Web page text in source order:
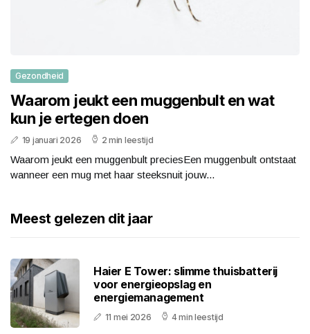
Gezondheid
Waarom jeukt een muggenbult en wat
kun je ertegen doen
19 januari 2026 2 min leestijd
Waarom jeukt een muggenbult preciesEen muggenbult ontstaat
wanneer een mug met haar steeksnuit jouw...
Meest gelezen dit jaar
Haier E Tower: slimme thuisbatterij
voor energieopslag en
energiemanagement
11 mei 2026 4 min leestijd